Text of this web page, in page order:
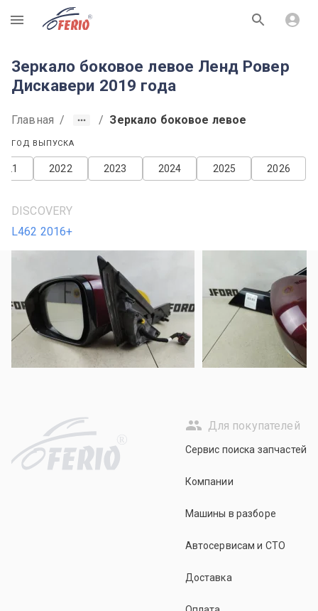
R
Зеркало боковое левое Ленд Ровер
Дискавери 2019 года
Главная / / Зеркало боковое левое
ГОД ВЫПУСКА
2026
2025
2024
2023
2022
DISCOVERY
L462 2016+
R
Для покупателей
Сервис поиска запчастей
Компании
Машины в разборе
Автосервисам и СТО
Доставка